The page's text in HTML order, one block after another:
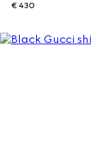
€ 430